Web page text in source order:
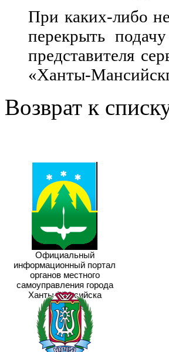
При каких-либо
перекрыть
представителя
«Ханты-
Возврат к
Официальный
информационный портал
органов местного
самоуправления города
Ханты-Мансийска